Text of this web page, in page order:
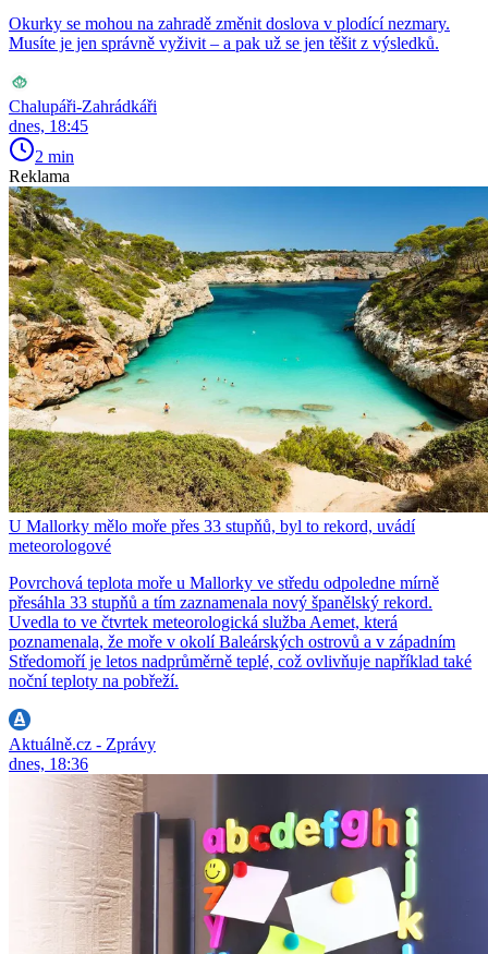
Okurky se mohou na zahradě změnit doslova v plodící nezmary.
Musíte je jen správně vyživit – a pak už se jen těšit z výsledků.
Chalupáři-Zahrádkáři
dnes, 18:45
2 min
Reklama
U Mallorky mělo moře přes 33 stupňů, byl to rekord, uvádí
meteorologové
Povrchová teplota moře u Mallorky ve středu odpoledne mírně
přesáhla 33 stupňů a tím zaznamenala nový španělský rekord.
Uvedla to ve čtvrtek meteorologická služba Aemet, která
poznamenala, že moře v okolí Baleárských ostrovů a v západním
Středomoří je letos nadprůměrně teplé, což ovlivňuje například také
noční teploty na pobřeží.
Aktuálně.cz - Zprávy
dnes, 18:36